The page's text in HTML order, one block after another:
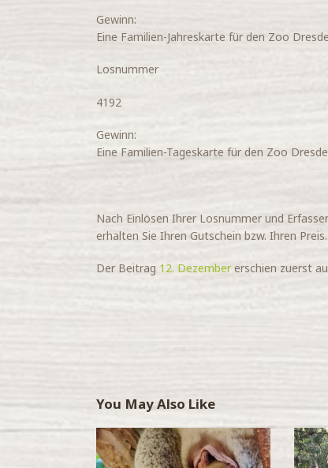
Gewinn:
Eine Familien-Jahreskarte für den Zoo
Losnummer
4192
Gewinn:
Eine Familien-Tageskarte für den Zoo
Nach Einlösen Ihrer Losnummer und
erhalten Sie Ihren Gutschein bzw. Ihren
Der Beitrag 12. Dezembererschien zuerst
You May Also Like